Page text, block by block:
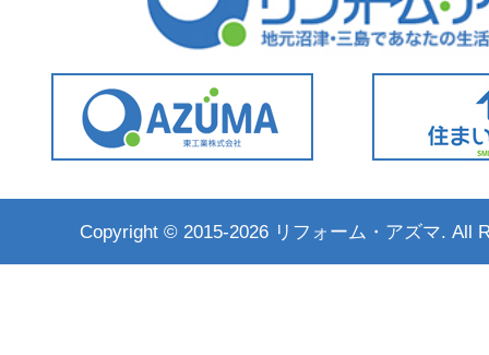
Copyright © 2015-2026 リフォーム・アズマ. All